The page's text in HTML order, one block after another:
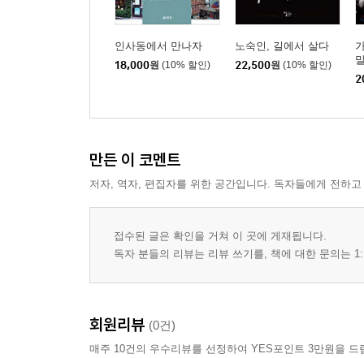
인사동에서 만나자
18,000원 (10% 할인)
노숙인, 길에서 살다
22,500원 (10% 할인)
만든 이 코멘트
저자, 역자, 편집자를 위한 공간입니다. 독자들에게 전하
접수된 글은 확인을 거쳐 이 곳에 게재됩니다.
독자 분들의 리뷰는 리뷰 쓰기를, 책에 대한 문의는
회원리뷰 (0건)
매주 10건의 우수리뷰를 선정하여 YES포인트 3만원을 드